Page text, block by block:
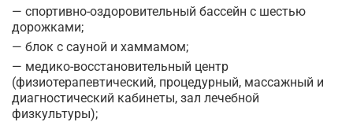
— спортивно-оздоровительный бассейн с шестью
дорожками;
— блок с сауной и хаммамом;
— медико-восстановительный центр
(физиотерапевтический, процедурный, массажный и
диагностический кабинеты, зал лечебной
физкультуры);